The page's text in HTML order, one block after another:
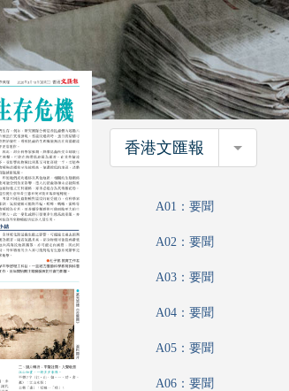
香港文匯報 香港文
A01：要聞
A02：要聞
A03：要聞
A04：要聞
A05：要聞
A06：要聞